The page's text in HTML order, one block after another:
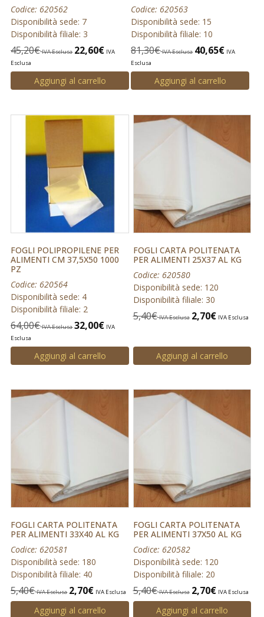
Codice: 620562
Disponibilità sede: 7
Disponibilità filiale: 3
45,20€ IVA Esclusa 22,60€ IVA
Esclusa
Aggiungi al carrello
Codice: 620563
Disponibilità sede: 15
Disponibilità filiale: 10
81,30€ IVA Esclusa 40,65€ IVA
Esclusa
Aggiungi al carrello
FOGLI POLIPROPILENE PER
ALIMENTI CM 37,5X50 1000
PZ
Codice: 620564
Disponibilità sede: 4
Disponibilità filiale: 2
64,00€ IVA Esclusa 32,00€ IVA
Esclusa
Aggiungi al carrello
FOGLI CARTA POLITENATA
PER ALIMENTI 25X37 AL KG
Codice: 620580
Disponibilità sede: 120
Disponibilità filiale: 30
5,40€ IVA Esclusa 2,70€ IVA Esclusa
Aggiungi al carrello
FOGLI CARTA POLITENATA
PER ALIMENTI 33X40 AL KG
Codice: 620581
Disponibilità sede: 180
Disponibilità filiale: 40
5,40€ IVA Esclusa 2,70€ IVA Esclusa
Aggiungi al carrello
FOGLI CARTA POLITENATA
PER ALIMENTI 37X50 AL KG
Codice: 620582
Disponibilità sede: 120
Disponibilità filiale: 20
5,40€ IVA Esclusa 2,70€ IVA Esclusa
Aggiungi al carrello